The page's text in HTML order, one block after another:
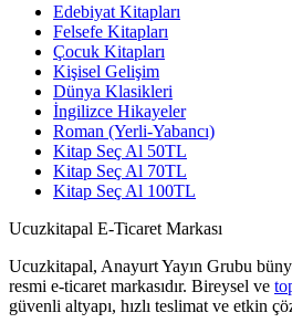
Edebiyat Kitapları
Felsefe Kitapları
Çocuk Kitapları
Kişisel Gelişim
Dünya Klasikleri
İngilizce Hikayeler
Roman (Yerli-Yabancı)
Kitap Seç Al 50TL
Kitap Seç Al 70TL
Kitap Seç Al 100TL
Ucuzkitapal E-Ticaret Markası
Ucuzkitapal, Anayurt Yayın Grubu
resmi e-ticaret markasıdır. Bireysel ve
güvenli altyapı, hızlı teslimat ve etkin